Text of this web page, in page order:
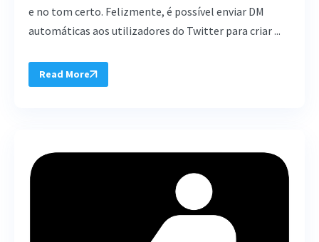
e no tom certo. Felizmente, é possível enviar DM
automáticas aos utilizadores do Twitter para criar ...
Read More